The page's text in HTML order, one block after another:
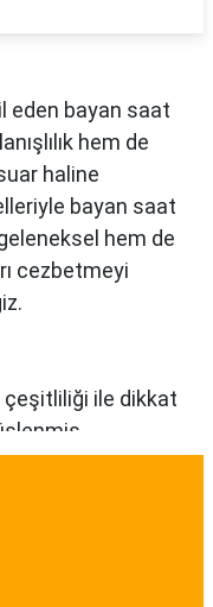
eden bayan saat
hem de
haline
bayan saat
hem de
cezbetmeyi
çeşitliliği ile dikkat
uygun
Renk,
bayan saat
seçenekler